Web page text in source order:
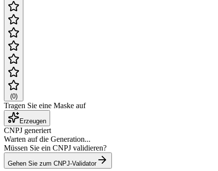
(0)
Tragen Sie eine Maske auf
Erzeugen
CNPJ generiert
Warten auf die Generation...
Müssen Sie ein CNPJ validieren?
Gehen Sie zum CNPJ-Validator